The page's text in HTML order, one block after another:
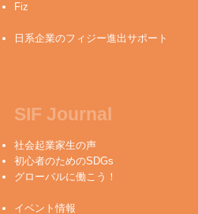
Fiz
日系企業のフィジー進出サポート
SIF Journal
社会起業家生の声
初心者のためのSDGs
グローバルに働こう！
イベント情報